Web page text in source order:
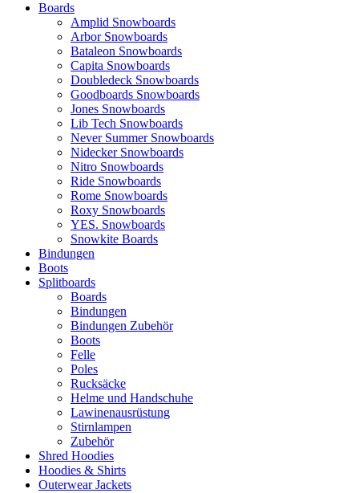
Boards
Amplid Snowboards
Arbor Snowboards
Bataleon Snowboards
Capita Snowboards
Doubledeck Snowboards
Goodboards Snowboards
Jones Snowboards
Lib Tech Snowboards
Never Summer Snowboards
Nidecker Snowboards
Nitro Snowboards
Ride Snowboards
Rome Snowboards
Roxy Snowboards
YES. Snowboards
Snowkite Boards
Bindungen
Boots
Splitboards
Boards
Bindungen
Bindungen Zubehör
Boots
Felle
Poles
Rucksäcke
Helme und Handschuhe
Lawinenausrüstung
Stirnlampen
Zubehör
Shred Hoodies
Hoodies & Shirts
Outerwear Jackets